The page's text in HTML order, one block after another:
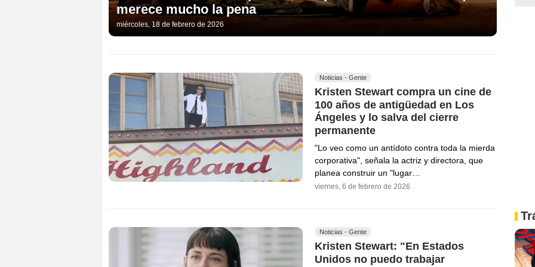
merece mucho la pena
miércoles, 18 de febrero de 2026
Noticias - Gente
Kristen Stewart compra un cine de
100 años de antigüedad en Los
Ángeles y lo salva del cierre
permanente
"Lo veo como un antídoto contra toda la mierda
corporativa", señala la actriz y directora, que
planea construir un "lugar…
viernes, 6 de febrero de 2026
Noticias - Gente
Kristen Stewart: "En Estados
Unidos no puedo trabajar